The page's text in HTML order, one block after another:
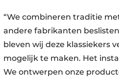
“We combineren traditie
andere fabrikanten
bleven wij deze klassiekers
mogelijk te maken. Het
We ontwerpen onze